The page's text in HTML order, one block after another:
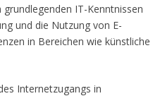
IT-Kenntnissen
und die Nutzung von E-
in Bereichen wie künstliche
Internetzugangs in